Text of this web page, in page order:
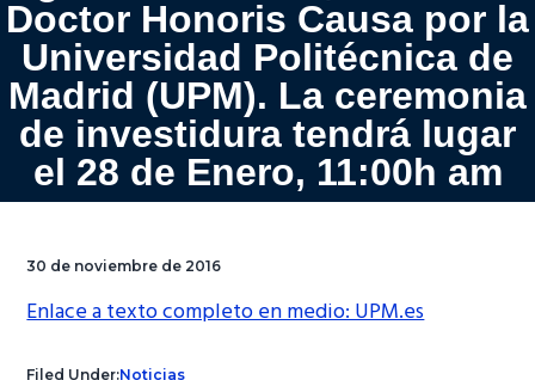
Doctor Honoris Causa por la
Universidad Politécnica de
Madrid (UPM). La ceremonia
de investidura tendrá lugar
el 28 de Enero, 11:00h am
30 de noviembre de 2016
Enlace a texto completo en medio: UPM.es
Filed Under:Noticias